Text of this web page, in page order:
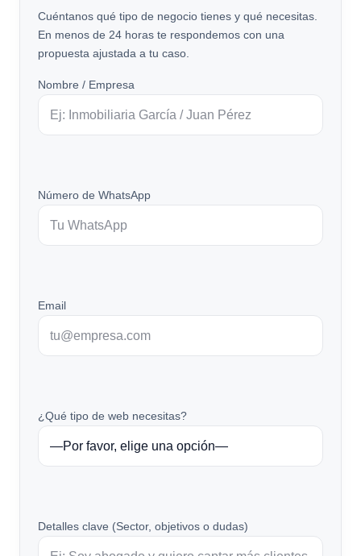
Cuéntanos qué tipo de negocio tienes y qué necesitas.
En menos de 24 horas te respondemos con una
propuesta ajustada a tu caso.
Nombre / Empresa
Número de WhatsApp
Email
¿Qué tipo de web necesitas?
Detalles clave (Sector, objetivos o dudas)